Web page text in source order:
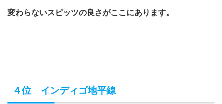
変わらないスピッツの良さがここにあります。
４位 インディゴ地平線